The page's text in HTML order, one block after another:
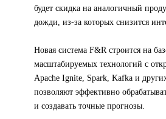
будет скидка на аналогичный
дожди, из-за которых снизится
Новая система F&R строится на
масштабируемых технологий с
Apache Ignite, Spark, Kafka и
позволяют эффективно
и создавать точные прогнозы.